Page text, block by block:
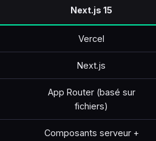
Next.js 15
Vercel
Next.js
App Router (basé sur
fichiers)
Composants serveur +